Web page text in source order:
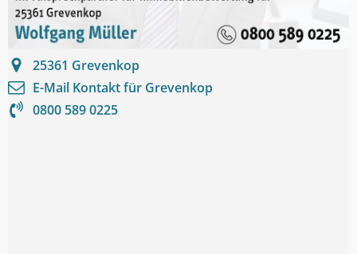
25361 Grevenkop
E-Mail Kontakt für Grevenkop
0800 589 0225